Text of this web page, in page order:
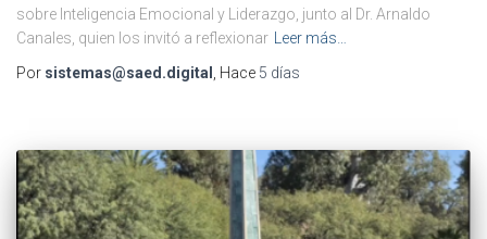
sobre Inteligencia Emocional y Liderazgo, junto al Dr. Arnaldo
Canales, quien los invitó a reflexionar
Leer más…
Por sistemas@saed.digital , Hace 5 días